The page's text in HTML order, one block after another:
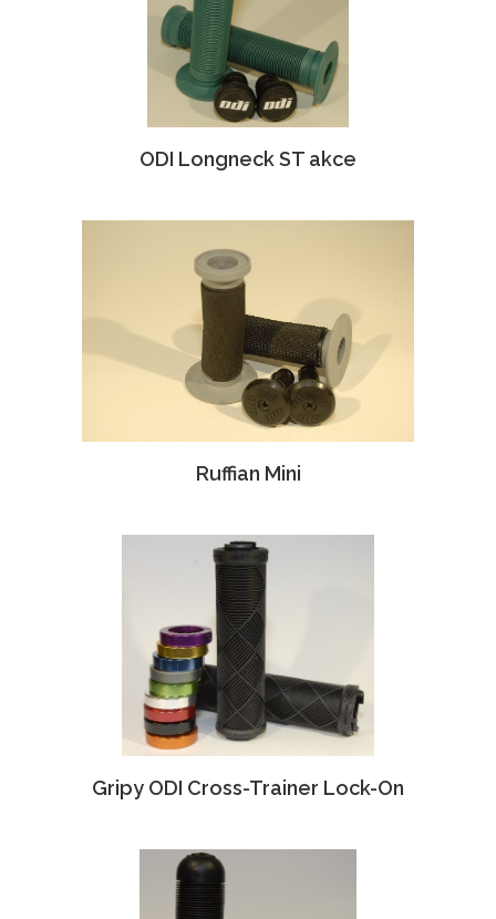
ODI Longneck ST akce
Ruffian Mini
Gripy ODI Cross-Trainer Lock-On